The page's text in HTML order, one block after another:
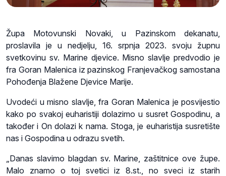
Župa Motovunski Novaki, u Pazinskom dekanatu,
proslavila je u nedjelju, 16. srpnja 2023. svoju župnu
svetkovinu sv. Marine djevice. Misno slavlje predvodio je
fra Goran Malenica iz pazinskog Franjevačkog samostana
Pohođenja Blažene Djevice Marije.
Uvodeći u misno slavlje, fra Goran Malenica je posvijestio
kako po svakoj euharistiji dolazimo u susret Gospodinu, a
također i On dolazi k nama. Stoga, je euharistija susretište
nas i Gospodina u odrazu svetih.
„Danas slavimo blagdan sv. Marine, zaštitnice ove župe.
Malo znamo o toj svetici iz 8.st., no sveci iz starih